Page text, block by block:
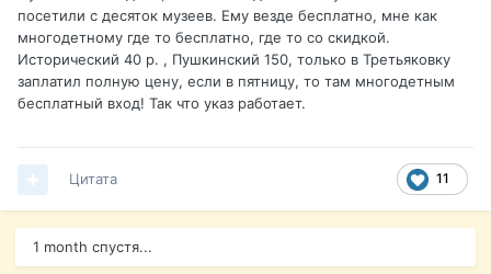
посетили с десяток музеев. Ему везде бесплатно, мне как
многодетному где то бесплатно, где то со скидкой.
Исторический 40 р. , Пушкинский 150, только в Третьяковку
заплатил полную цену, если в пятницу, то там многодетным
бесплатный вход! Так что указ работает.
11
Цитата
1 month спустя...